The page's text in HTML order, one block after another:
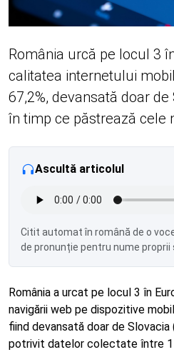
România urcă pe locul 3
calitatea internetului
67,2%, devansată doar
în timp ce păstrează cele
Ascultă articolul
Citit automat în română de o
de pronunție pentru nume proprii
România a urcat pe locul 3 în
navigării web pe dispozitive
fiind devansată doar de Slovacia
potrivit datelor colectate între 1